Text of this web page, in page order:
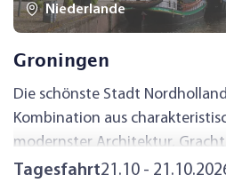
Niederlande
Groningen
Die schönste Stadt
Kombination aus
modernster Architektur,
Straßencafés und
Tagesfahrt21.10 -